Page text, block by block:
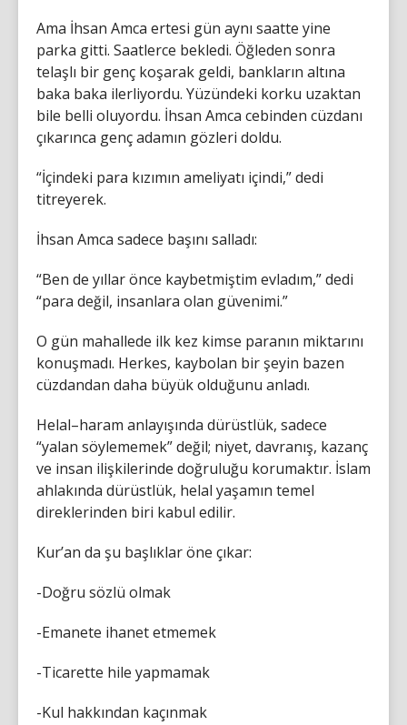
Ama İhsan Amca ertesi gün aynı saatte yine
parka gitti. Saatlerce bekledi. Öğleden sonra
telaşlı bir genç koşarak geldi, bankların altına
baka baka ilerliyordu. Yüzündeki korku uzaktan
bile belli oluyordu. İhsan Amca cebinden cüzdanı
çıkarınca genç adamın gözleri doldu.
“İçindeki para kızımın ameliyatı içindi,” dedi
titreyerek.
İhsan Amca sadece başını salladı:
“Ben de yıllar önce kaybetmiştim evladım,” dedi
“para değil, insanlara olan güvenimi.”
O gün mahallede ilk kez kimse paranın miktarını
konuşmadı. Herkes, kaybolan bir şeyin bazen
cüzdandan daha büyük olduğunu anladı.
Helal–haram anlayışında dürüstlük, sadece
“yalan söylememek” değil; niyet, davranış, kazanç
ve insan ilişkilerinde doğruluğu korumaktır. İslam
ahlakında dürüstlük, helal yaşamın temel
direklerinden biri kabul edilir.
Kur’an da şu başlıklar öne çıkar:
-Doğru sözlü olmak
-Emanete ihanet etmemek
-Ticarette hile yapmamak
-Kul hakkından kaçınmak